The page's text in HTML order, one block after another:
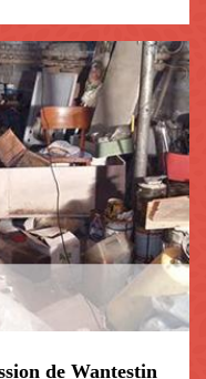
de Wantestin